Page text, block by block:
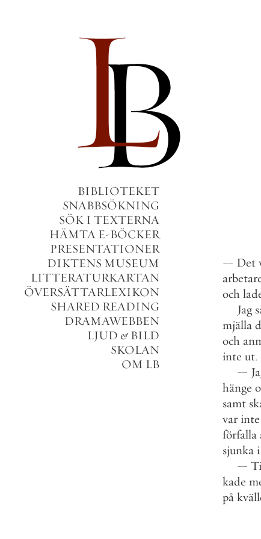
BIBLIOTEKET
SNABBSÖKNING
SÖK I TEXTERNA
HÄMTA E-BÖCKER
PRESENTATIONER
DIKTENS MUSEUM
LITTERATURKARTAN
ÖVERSÄTTARLEXIKON
SHARED READING
DRAMAWEBBEN
LJUD & BILD
SKOLAN
OM LB
— Det
och
Jag
mjälla
och
inte ut.
—
hänge
samt
var inte
förfalla
sjunka i
—
kade
på